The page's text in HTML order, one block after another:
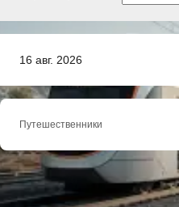
16 авг. 2026
Путешественники